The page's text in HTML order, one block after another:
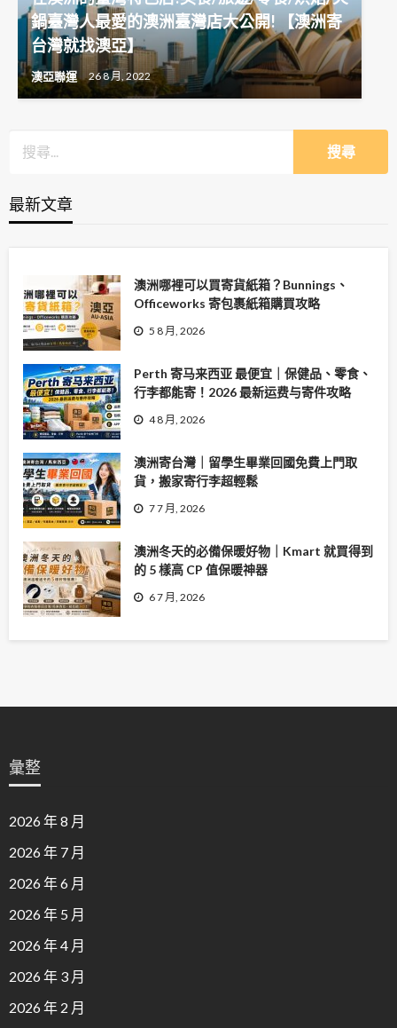
最新文章
澳洲哪裡可以買寄貨紙箱？Bunnings、
Officeworks 寄包裹紙箱購買攻略
5 8 月, 2026
Perth 寄马来西亚 最便宜｜保健品、零食、
行李都能寄！2026 最新运费与寄件攻略
4 8 月, 2026
澳洲寄台灣｜留學生畢業回國免費上門取
貨，搬家寄行李超輕鬆
7 7 月, 2026
澳洲冬天的必備保暖好物｜Kmart 就買得到
的 5 樣高 CP 值保暖神器
6 7 月, 2026
鍋臺灣人最愛的澳洲臺灣店大公開! 【澳洲寄
台灣就找澳亞】
澳亞聯運 26 8 月, 2022
彙整
2026 年 8 月
2026 年 7 月
2026 年 6 月
2026 年 5 月
2026 年 4 月
2026 年 3 月
2026 年 2 月